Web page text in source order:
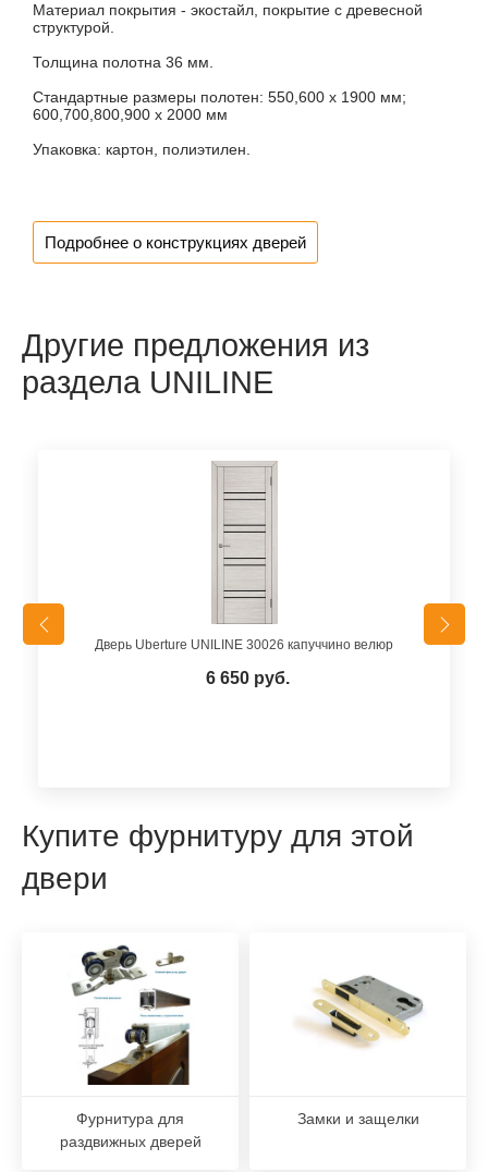
Материал покрытия - экостайл, покрытие с древесной
структурой.
Толщина полотна 36 мм.
Стандартные размеры полотен: 550,600 х 1900 мм;
600,700,800,900 х 2000 мм
Упаковка: картон, полиэтилен.
Подробнее о конструкциях дверей
Другие предложения из
раздела UNILINE
Дверь Uberture UNILINE 30026 капуччино велюр
6 650 руб.
Купите фурнитуру для этой
двери
Фурнитура для
раздвижных дверей
Замки и защелки